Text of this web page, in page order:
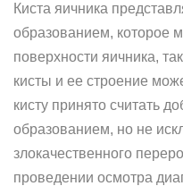
Киста яичника
образованием, которое
поверхности яичника,
кисты и ее строение
кисту принято считать
образованием, но не
злокачественного
проведении осмотра